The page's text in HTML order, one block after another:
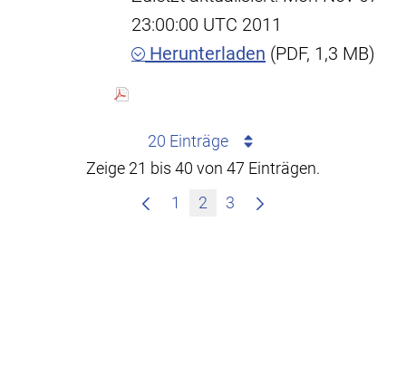
23:00:00 UTC 2011
Herunterladen (PDF, 1,3 MB)
20 Einträge
Zeige 21 bis 40 von 47 Einträgen.
1
2 3